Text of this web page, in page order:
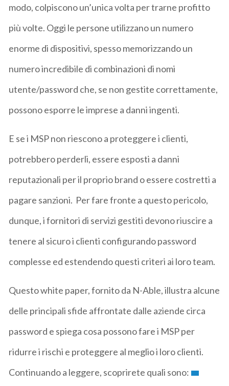
modo, colpiscono un’unica volta per trarne profitto
più volte. Oggi le persone utilizzano un numero
enorme di dispositivi, spesso memorizzando un
numero incredibile di combinazioni di nomi
utente/password che, se non gestite correttamente,
possono esporre le imprese a danni ingenti.
E se i MSP non riescono a proteggere i clienti,
potrebbero perderli, essere esposti a danni
reputazionali per il proprio brand o essere costretti a
pagare sanzioni. Per fare fronte a questo pericolo,
dunque, i fornitori di servizi gestiti devono riuscire a
tenere al sicuro i clienti configurando password
complesse ed estendendo questi criteri ai loro team.
Questo white paper, fornito da N-Able, illustra alcune
delle principali sfide affrontate dalle aziende circa
password e spiega cosa possono fare i MSP per
ridurre i rischi e proteggere al meglio i loro clienti.
Continuando a leggere, scoprirete quali sono: